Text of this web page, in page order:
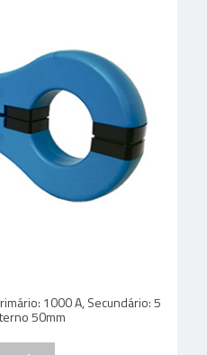
1000 A, Secundário: 5
50mm